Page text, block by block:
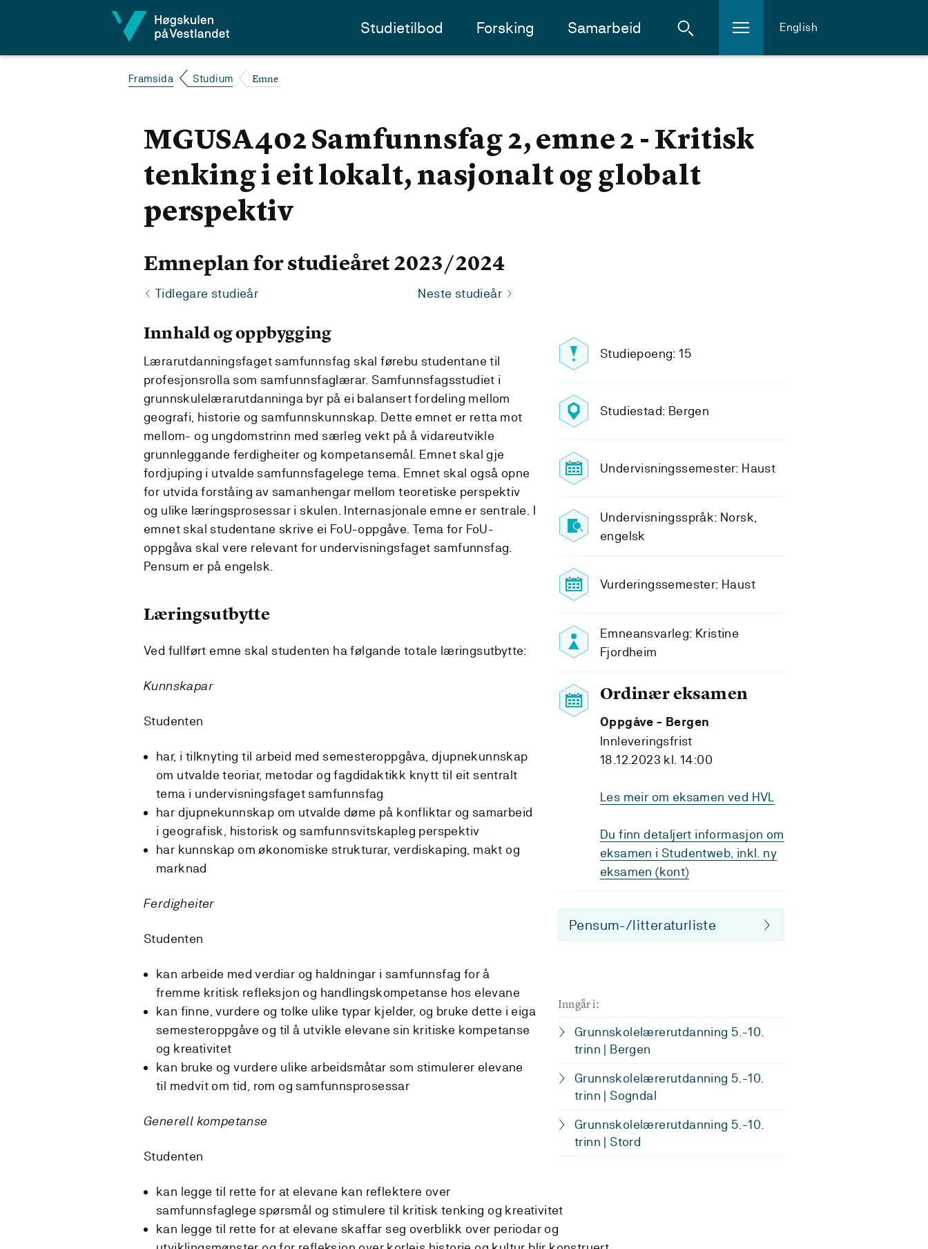
Studietilbod Forsking Samarbeid English
Framsida Studium Emne
MGUSA402 Samfunnsfag 2, emne 2 - Kritisk
tenking i eit lokalt, nasjonalt og globalt
perspektiv
Emneplan for studieåret 2023/2024
Tidlegare studieår Neste studieår
Studiepoeng: 15
Studiestad: Bergen
Undervisningssemester: Haust
Undervisningsspråk: Norsk,
engelsk
Vurderingssemester: Haust
Emneansvarleg: Kristine
Fjordheim
Ordinær eksamen
Oppgåve - Bergen
Innleveringsfrist
18.12.2023 kl. 14:00
Les meir om eksamen ved HVL
Du finn detaljert informasjon om
eksamen i Studentweb, inkl. ny
eksamen (kont)
Pensum-/litteraturliste
Inngår i:
Grunnskolelærerutdanning 5.-10.
trinn | Bergen
Grunnskolelærerutdanning 5.-10.
trinn | Sogndal
Grunnskolelærerutdanning 5.-10.
trinn | Stord
Innhald og oppbygging
Lærarutdanningsfaget samfunnsfag skal førebu studentane til
profesjonsrolla som samfunnsfaglærar. Samfunnsfagsstudiet i
grunnskulelærarutdanninga byr på ei balansert fordeling mellom
geografi, historie og samfunnskunnskap. Dette emnet er retta mot
mellom- og ungdomstrinn med særleg vekt på å vidareutvikle
grunnleggande ferdigheiter og kompetansemål. Emnet skal gje
fordjuping i utvalde samfunnsfagelege tema. Emnet skal også opne
for utvida forståing av samanhengar mellom teoretiske perspektiv
og ulike læringsprosessar i skulen. Internasjonale emne er sentrale. I
emnet skal studentane skrive ei FoU-oppgåve. Tema for FoU-
oppgåva skal vere relevant for undervisningsfaget samfunnsfag.
Pensum er på engelsk.
Læringsutbytte
Ved fullført emne skal studenten ha følgande totale læringsutbytte:
Kunnskapar
Studenten
har, i tilknyting til arbeid med semesteroppgåva, djupnekunnskap
om utvalde teoriar, metodar og fagdidaktikk knytt til eit sentralt
tema i undervisningsfaget samfunnsfag
har djupnekunnskap om utvalde døme på konfliktar og samarbeid
i geografisk, historisk og samfunnsvitskapleg perspektiv
har kunnskap om økonomiske strukturar, verdiskaping, makt og
marknad
Ferdigheiter
Studenten
kan arbeide med verdiar og haldningar i samfunnsfag for å
fremme kritisk refleksjon og handlingskompetanse hos elevane
kan finne, vurdere og tolke ulike typar kjelder, og bruke dette i eiga
semesteroppgåve og til å utvikle elevane sin kritiske kompetanse
og kreativitet
kan bruke og vurdere ulike arbeidsmåtar som stimulerer elevane
til medvit om tid, rom og samfunnsprosessar
Generell kompetanse
Studenten
kan legge til rette for at elevane kan reflektere over
samfunnsfaglege spørsmål og stimulere til kritisk tenking og kreativitet
kan legge til rette for at elevane skaffar seg overblikk over periodar og